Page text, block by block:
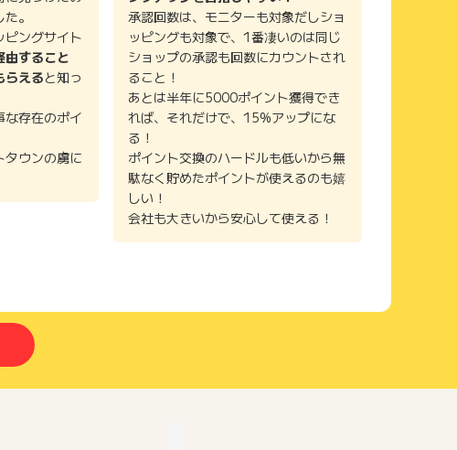
。
ピングサイト
すること
らえると知っ
な存在のポイ
タウンの虜に
承認回数は、モニターも対象だしショ
ッピングも対象で、1番凄いのは同じ
ショップの承認も回数にカウントされ
ること！
あとは半年に5000ポイント獲得でき
れば、それだけで、15%アップにな
る！
ポイント交換のハードルも低いから無
駄なく貯めたポイントが使えるのも嬉
しい！
会社も大きいから安心して使える！